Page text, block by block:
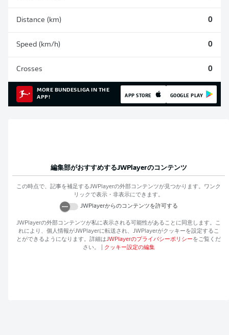
Distance (km) 0
Speed (km/h) 0
Crosses 0
MORE BUNDESLIGA IN THE
APP!
APP STORE GOOGLE PLAY
編集部がおすすめするJWPlayerのコンテンツ
この時点で、記事を補足するJWPlayerの外部コンテンツが見つかります。ワンク
リックで表示・非表示にできます。
JWPlayerからのコンテンツを許可する
JWPlayerの外部コンテンツが私に表示される可能性があることに同意します。こ
れにより、個人情報がJWPlayerに転送され、 JWPlayerがクッキーを設定するこ
とができるようになります。詳細はJWPlayerのプライバシーポリシーをご覧くだ
さい。
クッキー設定の編集